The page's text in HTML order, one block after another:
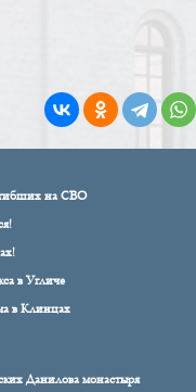
на СВО
в Угличе
в Клинцах
Данилова монастыря